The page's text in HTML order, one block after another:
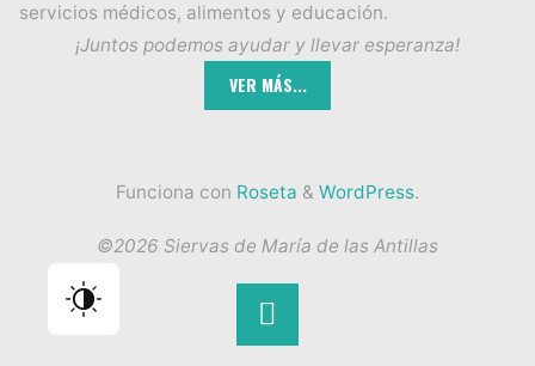
servicios médicos, alimentos y educación.
¡Juntos podemos ayudar y llevar esperanza!
Funciona con Roseta & WordPress.
©2026 Siervas de María de las Antillas
Volver